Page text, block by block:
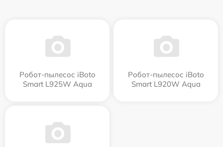
Робот-пылесос iBoto
Smart L925W Aqua
Робот-пылесос iBoto
Smart L920W Aqua